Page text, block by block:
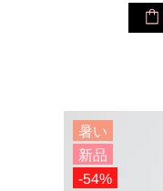
暑い
新品
-54%